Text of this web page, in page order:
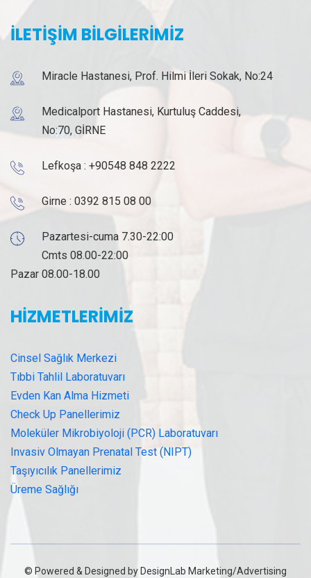
İLETİŞİM BİLGİLERİMİZ
Miracle Hastanesi, Prof. Hilmi İleri Sokak, No:24
Medicalport Hastanesi, Kurtuluş Caddesi,
No:70, GİRNE
Lefkoşa : +90548 848 2222
Girne : 0392 815 08 00
Pazartesi-cuma 7.30-22:00
Cmts 08.00-22:00
Pazar 08.00-18.00
HİZMETLERİMİZ
Cinsel Sağlık Merkezi
Tıbbi Tahlil Laboratuvarı
Evden Kan Alma Hizmeti
Check Up Panellerimiz
Moleküler Mikrobiyoloji (PCR) Laboratuvarı
Invasiv Olmayan Prenatal Test (NIPT)
Taşıyıcılık Panellerimiz
Üreme Sağlığı
© Powered & Designed by DesignLab Marketing/Advertising